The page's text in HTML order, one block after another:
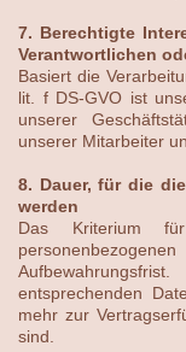
7. Berechtigte
Verantwortlichen
Basiert die
lit. f DS-GVO ist
unserer
unserer Mitarbeiter
8. Dauer, für die
werden
Das Kriterium
entsprechenden
mehr zur
sind.